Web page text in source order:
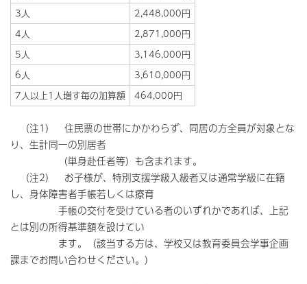
3人
2,448,000円
4人
2,871,000円
5人
3,146,000円
6人
3,610,000円
7人以上1人増す毎の加算額
464,000円
（注1） 住民票の世帯にかかわらず、同居の方全員が対象とな
り、生計同一の別居者
（単身赴任者等）も含まれます。
（注2） お子様が、特別支援学級入級者又は通常学級に在籍
し、身体障害者手帳若しくは療育
手帳の交付を受けている者のいずれかであれば、上記
とは別の所得基準額を設けてい
ます。（該当する方は、学校又は教育委員会学事企画
課までお問い合わせください。）